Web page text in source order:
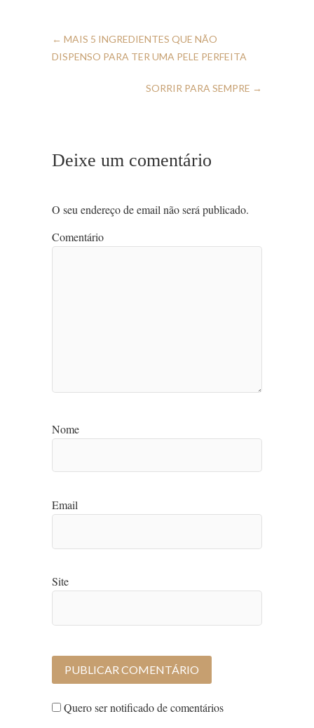
← MAIS 5 INGREDIENTES QUE NÃO
DISPENSO PARA TER UMA PELE PERFEITA
SORRIR PARA SEMPRE →
Deixe um comentário
O seu endereço de email não será publicado.
Comentário
Nome
Email
Site
Quero ser notificado de comentários